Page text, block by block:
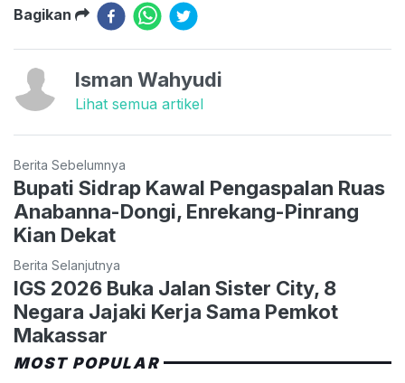
Bagikan
Isman Wahyudi
Lihat semua artikel
Berita Sebelumnya
Bupati Sidrap Kawal Pengaspalan Ruas
Anabanna-Dongi, Enrekang-Pinrang
Kian Dekat
Berita Selanjutnya
IGS 2026 Buka Jalan Sister City, 8
Negara Jajaki Kerja Sama Pemkot
Makassar
MOST POPULAR